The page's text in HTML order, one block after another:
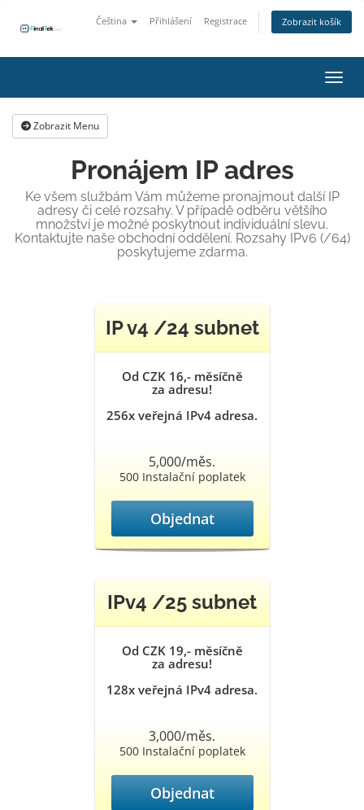
Čeština Přihlášení Registrace Zobrazit košík
Zobrazit Menu
Pronájem IP adres
Ke všem službám Vám můžeme pronajmout další IP
adresy či celé rozsahy. V případě odběru většího
množství je možné poskytnout individuální slevu.
Kontaktujte naše obchodní oddělení. Rozsahy IPv6 (/64)
poskytujeme zdarma.
IP v4 /24 subnet
Od CZK 16,- měsíčně
za adresu!
256x veřejná IPv4 adresa.
5,000/měs.
500 Instalační poplatek
Objednat
IPv4 /25 subnet
Od CZK 19,- měsíčně
za adresu!
128x veřejná IPv4 adresa.
3,000/měs.
500 Instalační poplatek
Objednat